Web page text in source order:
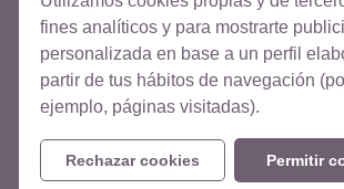
fines analíticos y para mostrarte
personalizada en base a un perfil
partir de tus hábitos de navegación
ejemplo, páginas visitadas).
Rechazar cookies Permitir
© El Recién Nacido 2026. Todos los derechos